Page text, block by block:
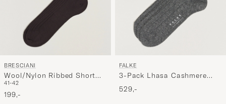
BRESCIANI
Wool/Nylon Ribbed Short
Socks Brown
41-42
199,-
FALKE
3-Pack Lhasa Cashmere
Socks Light Grey
529,-